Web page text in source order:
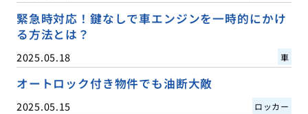
緊急時対応！鍵なしで車エンジンを一時的にかけ
る方法とは？
2025.05.18 車
オートロック付き物件でも油断大敵
2025.05.15 ロッカー